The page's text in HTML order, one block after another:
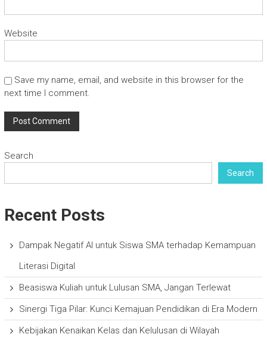
Website
Save my name, email, and website in this browser for the
next time I comment.
Search
Search
Recent Posts
Dampak Negatif AI untuk Siswa SMA terhadap Kemampuan
Literasi Digital
Beasiswa Kuliah untuk Lulusan SMA, Jangan Terlewat
Sinergi Tiga Pilar: Kunci Kemajuan Pendidikan di Era Modern
Kebijakan Kenaikan Kelas dan Kelulusan di Wilayah